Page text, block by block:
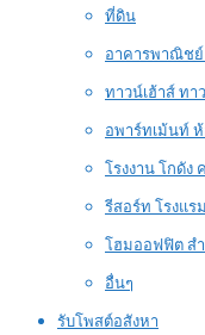
ที่ดิน
อาคารพาณิช
ทาวน์เฮ้าส์ ทา
อพาร์ทเม้นท์
โรงงาน โกดัง
รีสอร์ท โรงแรม
โฮมออฟฟิต ส
อื่นๆ
รับโพสต์อสังหา